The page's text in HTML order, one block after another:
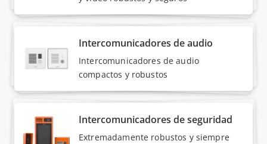
Intercomunicadores de audio
Intercomunicadores de audio
compactos y robustos
Intercomunicadores de seguridad
Extremadamente robustos y siempre